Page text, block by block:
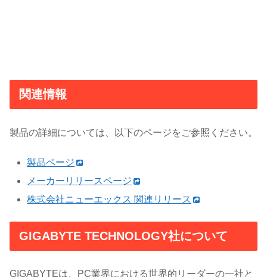
関連情報
製品の詳細については、以下のページをご参照ください。
製品ページ
メーカーリリースページ
株式会社ニューエックス 関連リリース
GIGABYTE TECHNOLOGY社について
GIGABYTEは、PC業界における世界的リーダーの一社と